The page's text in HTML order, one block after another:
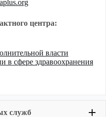
центра:
власти
в сфере здравоохранения
служб